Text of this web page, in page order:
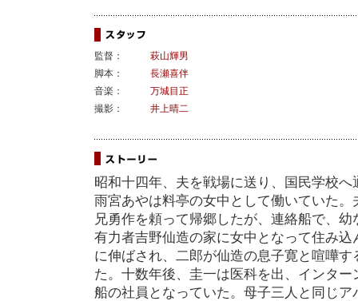
監督：
萩山輝男
脚本：
長瀬喜伴
音楽：
万城目正
撮影：
井上晴二
昭和十四年、夫を戦場に送り、国民学校
雨宮あやは料亭の女中として働いていた
兄勇作を頼って帰郷したが、連絡船で、
有力者吉野仙造の家に女中となって住み
に伸ばされ、二郎が仙造の息子寛と喧嘩
た。十数年後、圭一は医科を出、インタ
船の社員となっていた。母子三人と同じ